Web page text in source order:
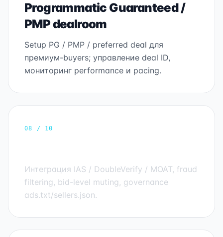
Programmatic Guaranteed /
PMP dealroom
Setup PG / PMP / preferred deal для
премиум-buyers; управление deal ID,
мониторинг performance и pacing.
08 / 10
Интеграция IAS / DoubleVerify / MOAT, fraud
filtering, bid-level muting, governance
ads.txt/sellers.json.